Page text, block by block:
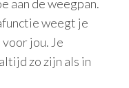
aan de weegpan.
weegt je
jou. Je
zo zijn als in